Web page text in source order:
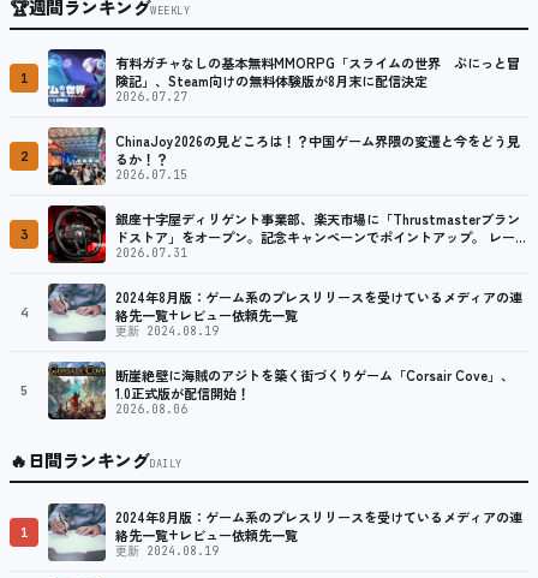
🏆週間ランキングWEEKLY
1
有料ガチャなしの基本無料MMORPG「スライムの世界 ぷにっと冒
険記」、Steam向けの無料体験版が8月末に配信決定
2026.07.27
2
ChinaJoy2026の見どころは！？中国ゲーム界隈の変遷と今をどう見
るか！？
2026.07.15
3
銀座十字屋ディリゲント事業部、楽天市場に「Thrustmasterブラン
ドストア」をオープン。記念キャンペーンでポイントアップ。 レーシ
ング／フライトシム向けコントローラーを中心に、幅広くラインナッ
2026.07.31
4
2024年8月版：ゲーム系のプレスリリースを受けているメディアの連
絡先一覧+レビュー依頼先一覧
更新 2024.08.19
5
断崖絶壁に海賊のアジトを築く街づくりゲーム「Corsair Cove」、
1.0正式版が配信開始！
2026.08.06
🔥日間ランキングDAILY
1
2024年8月版：ゲーム系のプレスリリースを受けているメディアの連
絡先一覧+レビュー依頼先一覧
更新 2024.08.19